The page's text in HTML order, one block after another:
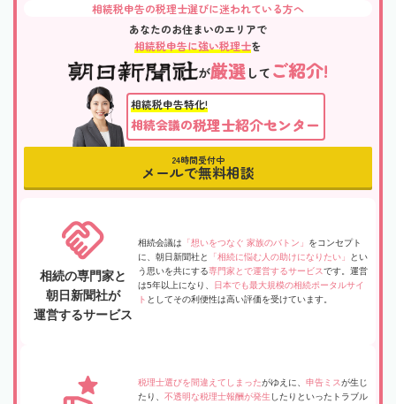
相続税申告の税理士選びに迷われている方へ
あなたのお住まいのエリアで
相続税申告に強い税理士を
が厳選して ご紹介!
相続税申告特化!
相続会議の税理士紹介センター
24時間受付中
メールで無料相談
相続の専門家と
朝日新聞社が
運営するサービス
相続会議は 「想いをつなぐ 家族のバトン」 をコンセプト
に、朝日新聞社と
「相続に悩む人の助けになりたい」
とい
う思いを共にする専門家とで運営するサービスです。運営
は5年以上になり、
日本でも最大規模の相続ポータルサイ
ト としてその利便性は高い評価を受けています。
税理士選びを間違えてしまったがゆえに、 申告ミスが生じ
たり、 不透明な税理士報酬が発生 したりといったトラブル